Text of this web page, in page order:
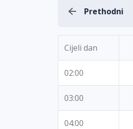
Prethodni
Cijeli dan
02:00
03:00
04:00